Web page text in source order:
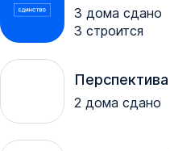
3 дома сдано
3 строится
Перспектива
2 дома сдано